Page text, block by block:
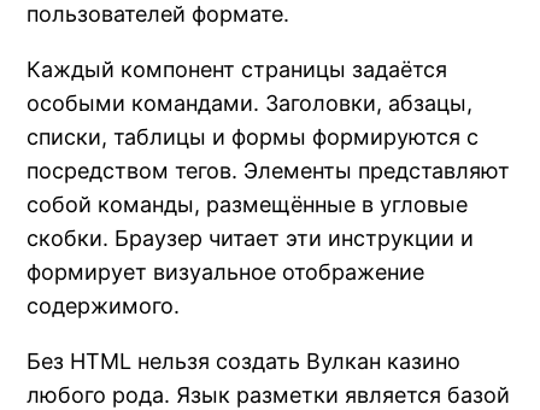
пользователей формате.
Каждый компонент страницы задаётся
особыми командами. Заголовки, абзацы,
списки, таблицы и формы формируются с
посредством тегов. Элементы представляют
собой команды, размещённые в угловые
скобки. Браузер читает эти инструкции и
формирует визуальное отображение
содержимого.
Без HTML нельзя создать Вулкан казино
любого рода. Язык разметки является базой